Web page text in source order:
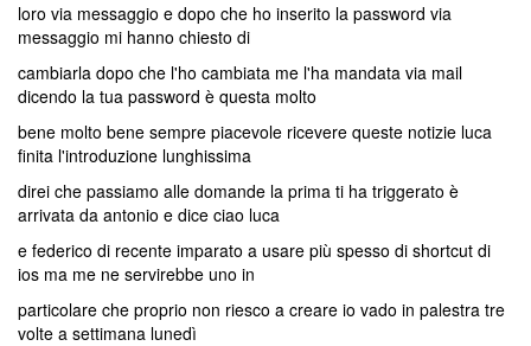
loro via messaggio e dopo che ho inserito la password via
messaggio mi hanno chiesto di
cambiarla dopo che l'ho cambiata me l'ha mandata via mail
dicendo la tua password è questa molto
bene molto bene sempre piacevole ricevere queste notizie luca
finita l'introduzione lunghissima
direi che passiamo alle domande la prima ti ha triggerato è
arrivata da antonio e dice ciao luca
e federico di recente imparato a usare più spesso di shortcut di
ios ma me ne servirebbe uno in
particolare che proprio non riesco a creare io vado in palestra tre
volte a settimana lunedì